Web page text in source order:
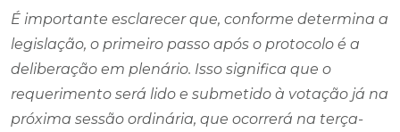
É importante esclarecer que, conforme determina a
legislação, o primeiro passo após o protocolo é a
deliberação em plenário. Isso significa que o
requerimento será lido e submetido à votação já na
próxima sessão ordinária, que ocorrerá na terça-